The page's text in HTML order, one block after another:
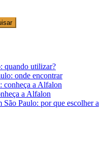
quando utilizar?
onde encontrar
conheça a Alfalon
a Alfalon
Paulo: por que escolher a